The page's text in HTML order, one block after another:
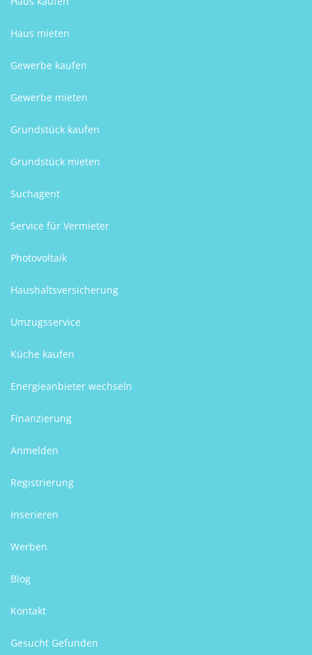
Haus mieten
Gewerbe kaufen
Gewerbe mieten
Grundstück kaufen
Grundstück mieten
Suchagent
Service für Vermieter
Photovoltaik
Haushaltsversicherung
Umzugsservice
Küche kaufen
Energieanbieter wechseln
Finanzierung
Anmelden
Registrierung
Inserieren
Werben
Blog
Kontakt
Gesucht Gefunden